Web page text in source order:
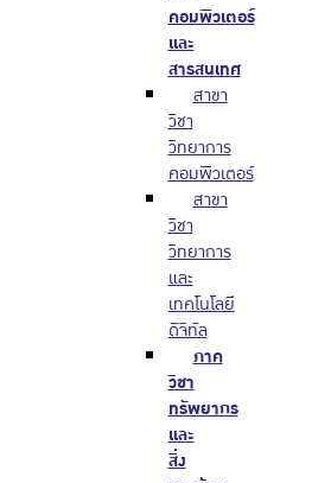
คอมพิวเตอร์
และ
สารสนเทศ
สาขา
วิชา
วิทยาการ
คอมพิวเตอร์
สาขา
วิชา
วิทยาการ
และ
เทคโนโลยี
ดิจิทัล
ภาค
วิชา
ทรัพยากร
และ
สิ่ง